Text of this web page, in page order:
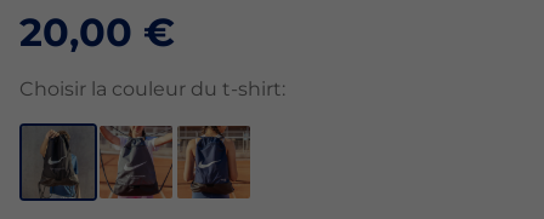
20,00 €
Choisir la couleur du t-shirt: